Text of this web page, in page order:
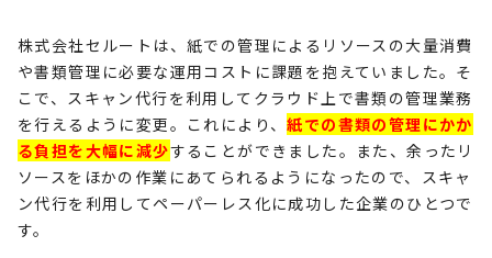
株式会社セルートは、紙での管理によるリソースの大量消費
や書類管理に必要な運用コストに課題を抱えていました。そ
こで、スキャン代行を利用してクラウド上で書類の管理業務
を行えるように変更。これにより、紙での書類の管理にかか
る負担を大幅に減少することができました。また、余ったリ
ソースをほかの作業にあてられるようになったので、スキャ
ン代行を利用してペーパーレス化に成功した企業のひとつで
す。